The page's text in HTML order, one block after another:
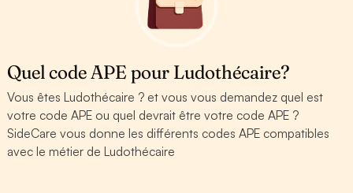
Quel code APE pour Ludothécaire?
Vous êtes Ludothécaire ? et vous vous demandez quel est
votre code APE ou quel devrait être votre code APE ?
SideCare vous donne les différents codes APE compatibles
avec le métier de Ludothécaire